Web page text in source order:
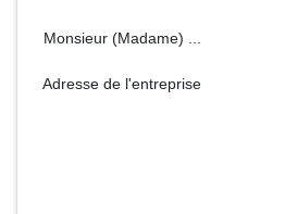
Monsieur (Madame) ...
Adresse de l'entreprise